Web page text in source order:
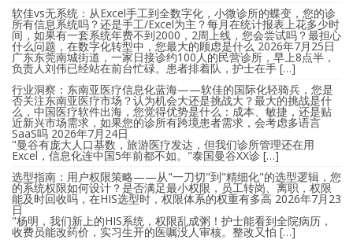
软佳vs无系统：从Excel手工到全数字化，小微诊所的蝶变，您的诊
所有信息系统吗？还是手工/Excel为主？每月在统计报表上花多少时
间，如果有一套系统年费不到2000，2周上线，您会尝试吗？最担心
什么问题，在数字化转型中，您最大的顾虑是什么 2026年7月25日
广东东莞南城街道，一家日接诊约100人的民营诊所，早上8点半，
负责人刘伟已经站在前台忙碌。患者排着队，护士在手 […]
行业洞察：东南亚医疗信息化蓝海——软佳的国际化轻骑兵，您是
否关注东南亚医疗市场？认为机会大还是挑战大？最大的挑战是什
么，中国医疗软件出海，您觉得优势是什么：成本、敏捷，还是贴
近新兴市场需求，如果您的诊所有跨境患者需求，会考虑多语言
SaaS吗 2026年7月24日
"曼谷有庞大人口基数，旅游医疗发达，但我们诊所管理还在用
Excel，信息化连中国5年前都不如。"泰国曼谷XX诊 […]
选型指南：用户权限策略——从"一刀切"到"精细化"的选型逻辑，您
的系统权限如何设计？是否满足最小权限，员工转岗、离职，权限
能及时回收吗，在HIS选型时，权限体系的权重有多高 2026年7月23
日
"杨明，我们新上的HIS系统，权限乱成粥！护士能看到全院病历，
收费员能改药价，实习生开的医嘱没人审核。整改又怕 […]